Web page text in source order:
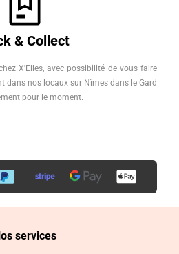
& Collect
X'Elles, avec possibilité de vous faire
dans nos locaux sur Nîmes dans le Gard
pour le moment.
services